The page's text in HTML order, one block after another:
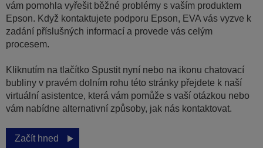
vám pomohla vyřešit běžné problémy s vaším produktem
Epson. Když kontaktujete podporu Epson, EVA vás vyzve k
zadání příslušných informací a provede vás celým
procesem.
Kliknutím na tlačítko Spustit nyní nebo na ikonu chatovací
bubliny v pravém dolním rohu této stránky přejdete k naší
virtuální asistentce, která vám pomůže s vaší otázkou nebo
vám nabídne alternativní způsoby, jak nás kontaktovat.
Začít hned